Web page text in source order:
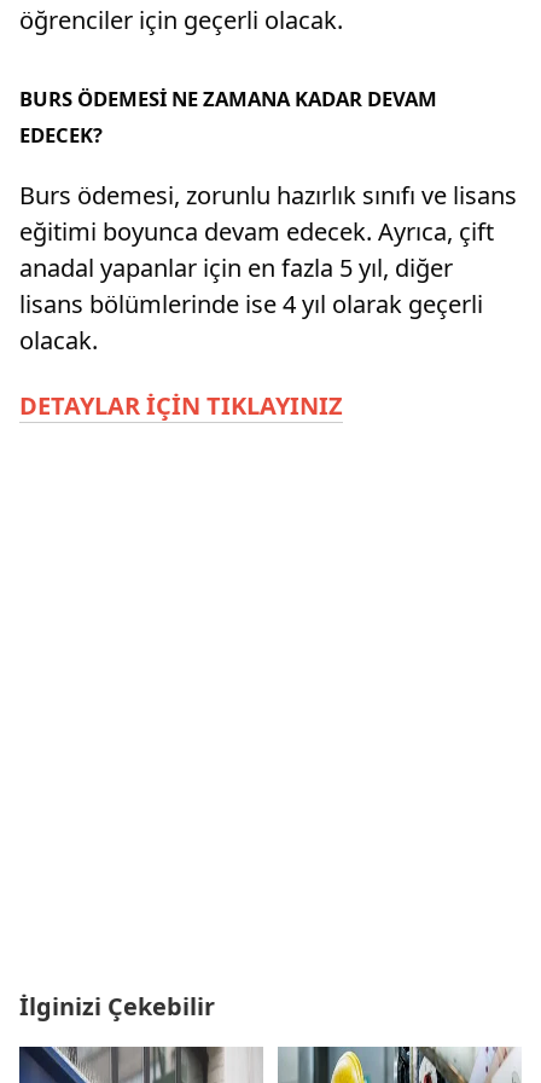
öğrenciler için geçerli olacak.
BURS ÖDEMESİ NE ZAMANA KADAR DEVAM
EDECEK?
Burs ödemesi, zorunlu hazırlık sınıfı ve lisans
eğitimi boyunca devam edecek. Ayrıca, çift
anadal yapanlar için en fazla 5 yıl, diğer
lisans bölümlerinde ise 4 yıl olarak geçerli
olacak.
DETAYLAR İÇİN TIKLAYINIZ
İlginizi Çekebilir